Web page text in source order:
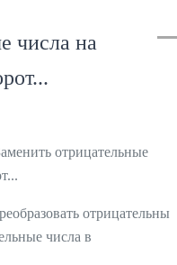
числа на
отрицательные
отрицательные
числа в